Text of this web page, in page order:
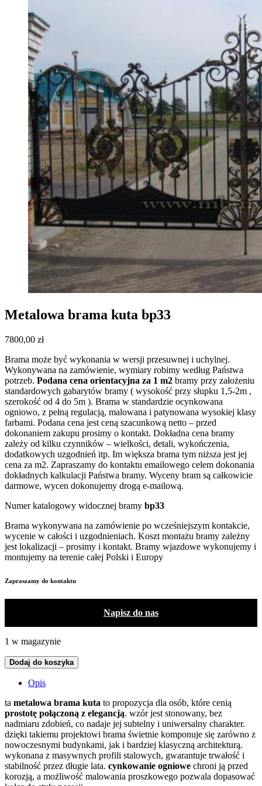
Metalowa brama kuta bp33
7800,00 zł
Brama może być wykonania w wersji przesuwnej i uchylnej.
Wykonywana na zamówienie, wymiary robimy według Państwa
potrzeb. Podana cena orientacyjna za 1 m2 bramy przy założeniu
standardowych gabarytów bramy ( wysokość przy słupku 1,5-2m ,
szerokość od 4 do 5m ). Brama w standardzie ocynkowana
ogniowo, z pełną regulacją, malowana i patynowana wysokiej klasy
farbami. Podana cena jest ceną szacunkową netto – przed
dokonaniem zakupu prosimy o kontakt. Dokładna cena bramy
zależy od kilku czynników – wielkości, detali, wykończenia,
dodatkowych uzgodnień itp. Im większa brama tym niższa jest jej
cena za m2. Zapraszamy do kontaktu emailowego celem dokonania
dokładnych kalkulacji Państwa bramy. Wyceny bram są całkowicie
darmowe, wycen dokonujemy drogą e-mailową.
Numer katalogowy widocznej bramy bp33
Brama wykonywana na zamówienie po wcześniejszym kontakcie,
wycenie w całości i uzgodnieniach. Koszt montażu bramy zależny
jest lokalizacji – prosimy i kontakt. Bramy wjazdowe wykonujemy i
montujemy na terenie całej Polski i Europy
Zapraszamy do kontaktu
Napisz do nas
1 w magazynie
Dodaj do koszyka
Opis
ta metalowa brama kuta to propozycja dla osób, które cenią
prostotę połączoną z elegancją. wzór jest stonowany, bez
nadmiaru zdobień, co nadaje jej subtelny i uniwersalny charakter.
dzięki takiemu projektowi brama świetnie komponuje się zarówno z
nowoczesnymi budynkami, jak i bardziej klasyczną architekturą.
wykonana z masywnych profili stalowych, gwarantuje trwałość i
stabilność przez długie lata. cynkowanie ogniowe chroni ją przed
korozją, a możliwość malowania proszkowego pozwala dopasować